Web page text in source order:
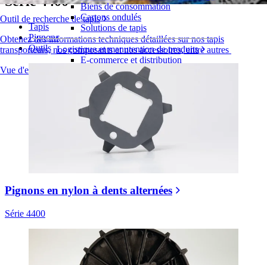
Outil de recherche de tapis
Obtenez des informations techniques détaillées sur nos tapis
transporteurs, nos composants et nos accessoires, entre autres
Vue d'ensemble des produits
Biens de consommation
Cartons ondulés
Solutions de tapis
Logistique et manutention de produits
E-commerce et distribution
Colis et courrier
Automobile et pneus
Pneu
Automobile
Batteries de véhicules électriques
Industriel
Présentation des industries
Tapis
Pignons
Outils
Pignons en nylon à dents alternées
Série 4400